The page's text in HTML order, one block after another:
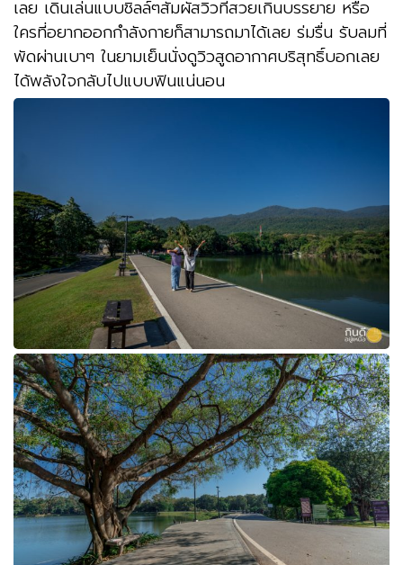
เลย เดินเล่นแบบชิลล์ๆสัมผัสวิวที่สวยเกินบรรยาย หรือ
ใครที่อยากออกกำลังกายก็สามารถมาได้เลย ร่มรื่น รับลมที่
พัดผ่านเบาๆ ในยามเย็นนั่งดูวิวสูดอากาศบริสุทธิ์บอกเลย
ได้พลังใจกลับไปแบบฟินแน่นอน